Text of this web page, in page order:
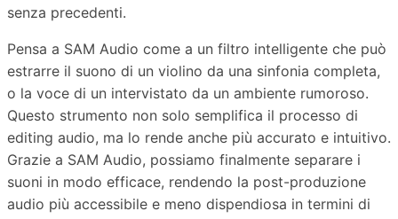
senza precedenti.
Pensa a SAM Audio come a un filtro intelligente che può
estrarre il suono di un violino da una sinfonia completa,
o la voce di un intervistato da un ambiente rumoroso.
Questo strumento non solo semplifica il processo di
editing audio, ma lo rende anche più accurato e intuitivo.
Grazie a SAM Audio, possiamo finalmente separare i
suoni in modo efficace, rendendo la post-produzione
audio più accessibile e meno dispendiosa in termini di